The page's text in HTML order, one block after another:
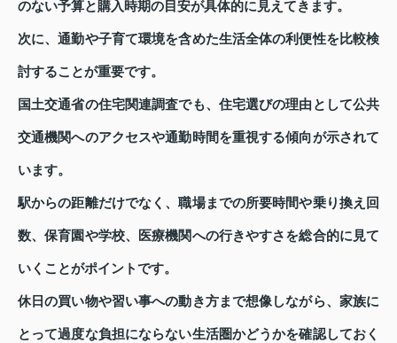
のない予算と購入時期の目安が具体的に見えてきます。
次に、通勤や子育て環境を含めた生活全体の利便性を比較検
討することが重要です。
国土交通省の住宅関連調査でも、住宅選びの理由として公共
交通機関へのアクセスや通勤時間を重視する傾向が示されて
います。
駅からの距離だけでなく、職場までの所要時間や乗り換え回
数、保育園や学校、医療機関への行きやすさを総合的に見て
いくことがポイントです。
休日の買い物や習い事への動き方まで想像しながら、家族に
とって過度な負担にならない生活圏かどうかを確認しておく